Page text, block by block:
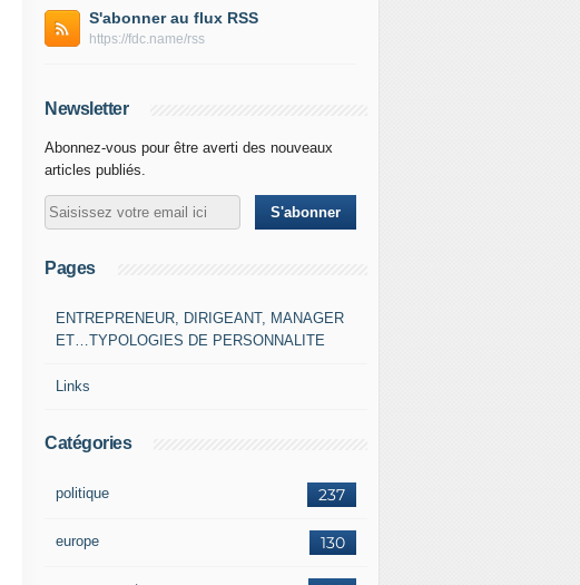
S'abonner au flux RSS
https://fdc.name/rss
Newsletter
Abonnez-vous pour être averti des nouveaux
articles publiés.
Pages
ENTREPRENEUR, DIRIGEANT, MANAGER
ET…TYPOLOGIES DE PERSONNALITE
Links
Catégories
237
politique
130
europe